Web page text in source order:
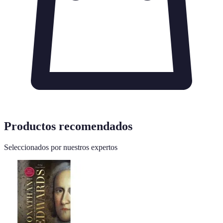
Productos recomendados
Seleccionados por nuestros expertos